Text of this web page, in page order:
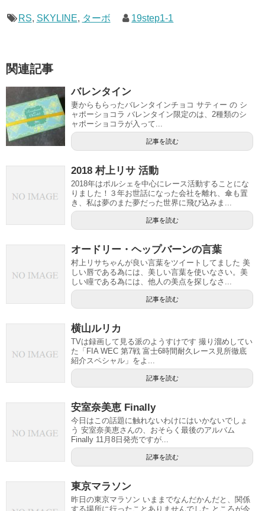
RS, SKYLINE, ターボ 19step1-1
関連記事
バレンタイン
妻からもらったバレンタインチョコ サティー の シ
ャポーショコラ バレンタイン限定のは、2種類のシ
ャポーショコラが入って...
記事を読む
2018 村上リサ 活動
2018年はポルシェを中心にレース活動することにな
りました！３年お世話になった会社を離れ、傘も置
き、私は夢のまた夢だった世界に飛び込みま...
記事を読む
オードリー・ヘップバーンの言葉
村上リサちゃんが良い言葉をツイートしてました 美
しい唇である為には、美しい言葉を使いなさい。美
しい瞳である為には、他人の美点を探しなさ...
記事を読む
横山ルリカ
TVは録画して見る派のようすけです 撮り溜めしてい
た「FIA WEC 第7戦 富士6時間耐久レース見所徹底
紹介スペシャル」をよ...
記事を読む
安室奈美恵 Finally
今日はこの話題に触れないわけにはいかないでしょ
う 安室奈美恵さんの、おそらく最後のアルバム
Finally 11月8日発売ですが...
記事を読む
東京マラソン
昨日の東京マラソン いままでなんだかんだと、関係
する場所に行ったことありませんでした ところが今